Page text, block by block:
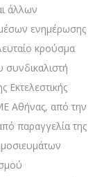
άλλων
ενημέρωσης
κρούσμα
συνδικαλιστή
Αθήνας, από την
παραγγελία της